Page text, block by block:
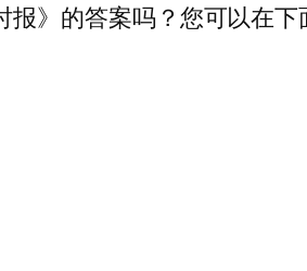
》的答案吗？您可以在下